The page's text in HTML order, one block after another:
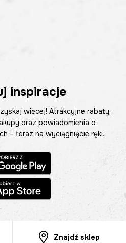
inspiracje
więcej! Atrakcyjne rabaty,
oraz powiadomienia o
– teraz na wyciągnięcie ręki.
Znajdź sklep